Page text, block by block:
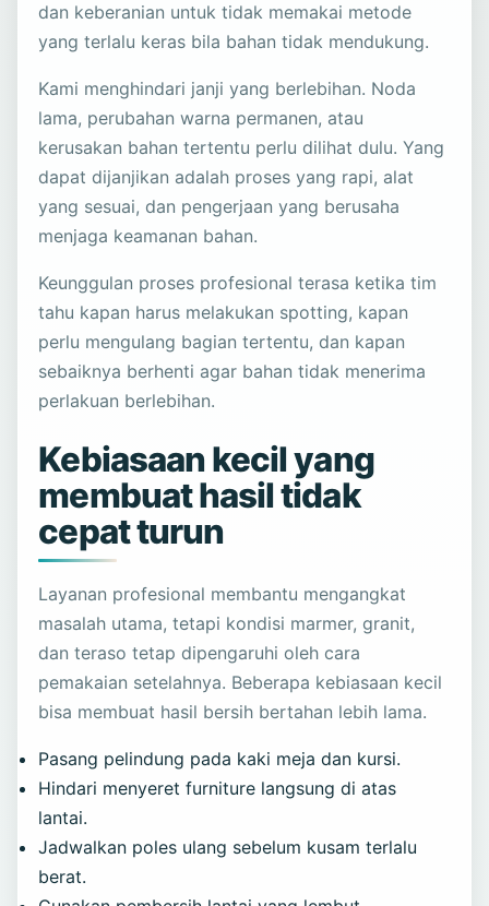
dan keberanian untuk tidak memakai metode
yang terlalu keras bila bahan tidak mendukung.
Kami menghindari janji yang berlebihan. Noda
lama, perubahan warna permanen, atau
kerusakan bahan tertentu perlu dilihat dulu. Yang
dapat dijanjikan adalah proses yang rapi, alat
yang sesuai, dan pengerjaan yang berusaha
menjaga keamanan bahan.
Keunggulan proses profesional terasa ketika tim
tahu kapan harus melakukan spotting, kapan
perlu mengulang bagian tertentu, dan kapan
sebaiknya berhenti agar bahan tidak menerima
perlakuan berlebihan.
Kebiasaan kecil yang
membuat hasil tidak
cepat turun
Layanan profesional membantu mengangkat
masalah utama, tetapi kondisi marmer, granit,
dan teraso tetap dipengaruhi oleh cara
pemakaian setelahnya. Beberapa kebiasaan kecil
bisa membuat hasil bersih bertahan lebih lama.
Pasang pelindung pada kaki meja dan kursi.
Hindari menyeret furniture langsung di atas
lantai.
Jadwalkan poles ulang sebelum kusam terlalu
berat.